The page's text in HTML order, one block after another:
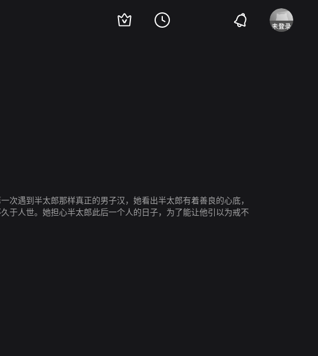
遇到半太郎那样真正的男子汉，她看出半太郎有着善良的心底，
于人世。她担心半太郎此后一个人的日子，为了能让他引以为戒不